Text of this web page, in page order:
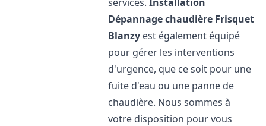
Dépannage chaudière Frisquet
Blanzy est également équipé
pour gérer les interventions
d'urgence, que ce soit pour une
fuite d'eau ou une panne de
chaudière. Nous sommes à
votre disposition pour vous